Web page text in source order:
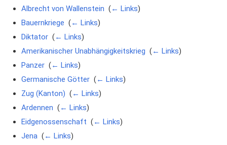
Albrecht von Wallenstein (← Links)
Bauernkriege (← Links)
Diktator‎ (← Links)
Amerikanischer Unabhängigkeitskrieg (← Links)
Panzer‎ (← Links)
Germanische Götter‎ (← Links)
Zug (Kanton) (← Links)
Ardennen (← Links)
Eidgenossenschaft (← Links)
Jena‎ (← Links)